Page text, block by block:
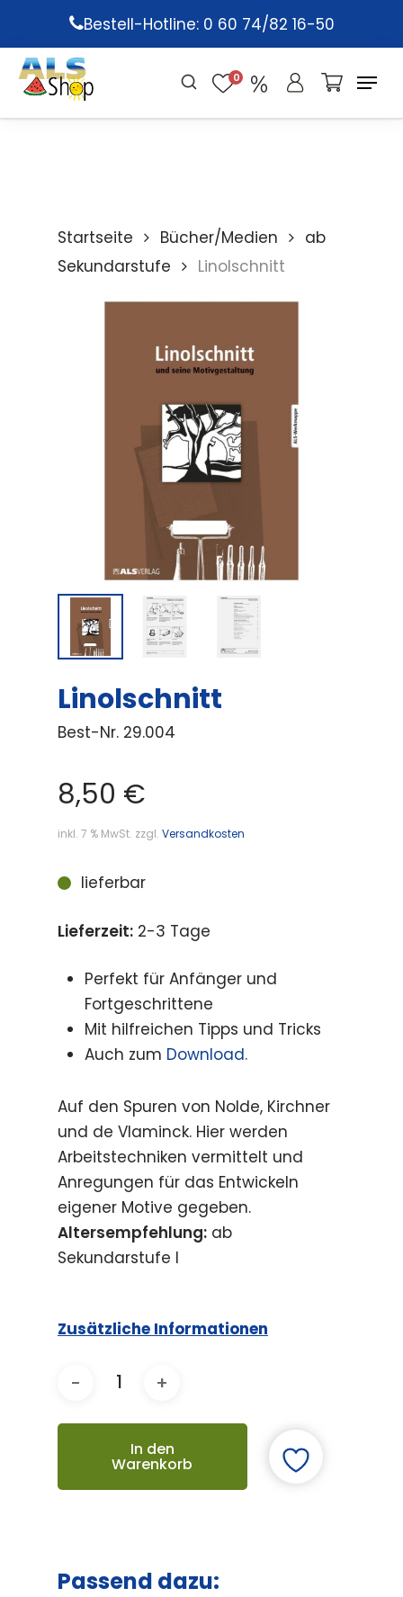
main
content
Bestell-Hotline: 0 60 74/82 16-50
0
Startseite Bücher/Medien
ab
Sekundarstufe
Linolschnitt
Linolschnitt
Best-Nr. 29.004
8,50 €
inkl. 7 % MwSt. zzgl. Versandkosten
lieferbar
Lieferzeit: 2-3 Tage
Perfekt für Anfänger und
Fortgeschrittene
Mit hilfreichen Tipps und Tricks
Auch zum Download.
Auf den Spuren von Nolde, Kirchner
und de Vlaminck. Hier werden
Arbeitstechniken vermittelt und
Anregungen für das Entwickeln
eigener Motive gegeben.
Altersempfehlung: ab
Sekundarstufe I
Zusätzliche Informationen
In den
Warenkorb
Passend dazu: